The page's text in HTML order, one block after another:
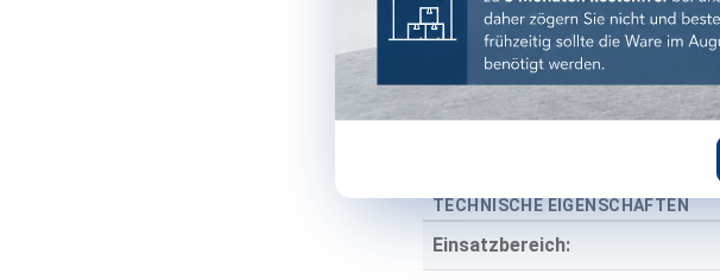
Optik:
Material:
TECHNISCHE EIGENSCHAFTEN
Einsatzbereich: